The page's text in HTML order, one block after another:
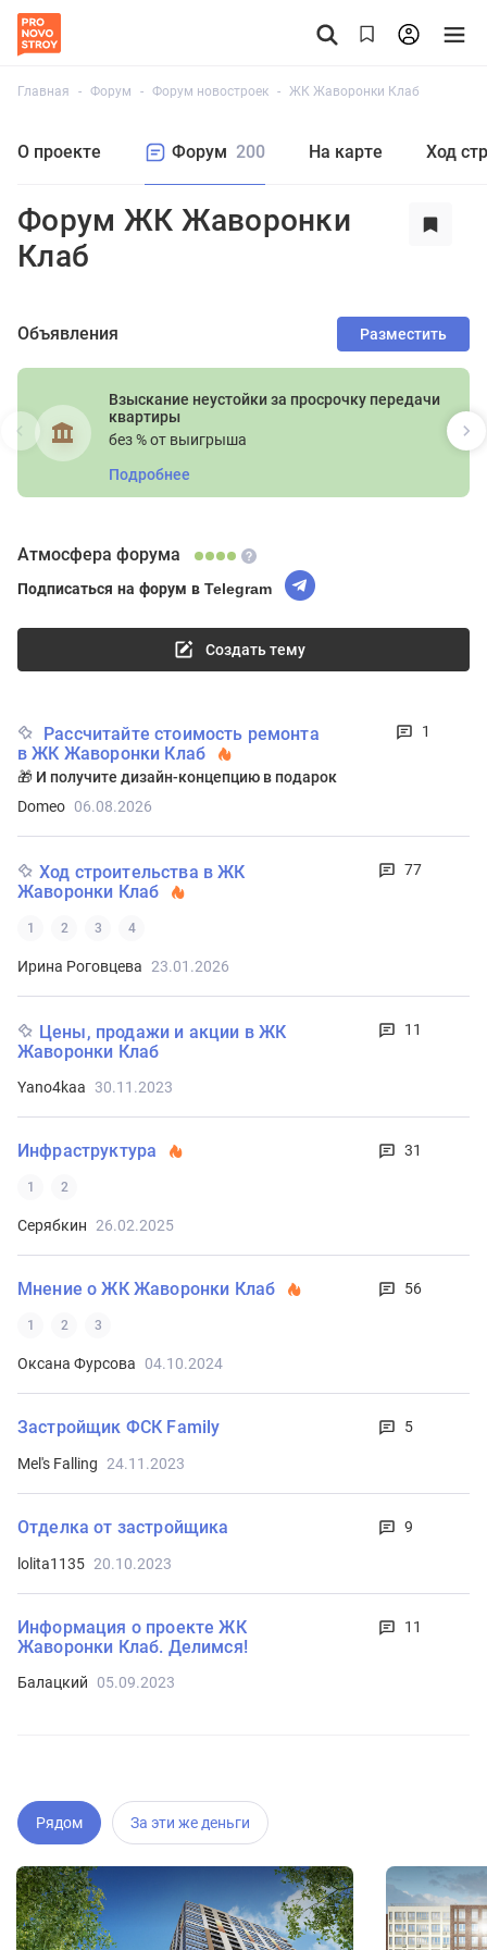
Главная Форум Форум новостроек ЖК Жаворонки Клаб
О проекте Форум 200 На карте Ход
Форум ЖК Жаворонки
Клаб
Объявления Разместить
Взыскание неустойки за просрочку передачи
квартиры
без % от выигрыша
Подробнее
Атмосфера форума
Подписаться на форум в Telegram
Создать тему
Рассчитайте стоимость ремонта
в ЖК Жаворонки Клаб
🎁 И получите дизайн-концепцию в подарок
1
Domeo 06.08.2026
Ход строительства в ЖК
Жаворонки Клаб
1 2 3 4
77
Ирина Роговцева 23.01.2026
Цены, продажи и акции в ЖК
Жаворонки Клаб
11
Yano4kaa 30.11.2023
Инфраструктура
1 2
31
Серябкин 26.02.2025
Мнение о ЖК Жаворонки Клаб
1 2 3
56
Оксана Фурсова 04.10.2024
Застройщик ФСК Family 5
Mel's Falling 24.11.2023
Отделка от застройщика 9
lolita1135 20.10.2023
Информация о проекте ЖК
Жаворонки Клаб. Делимся!
11
Балацкий 05.09.2023
Рядом За эти же деньги